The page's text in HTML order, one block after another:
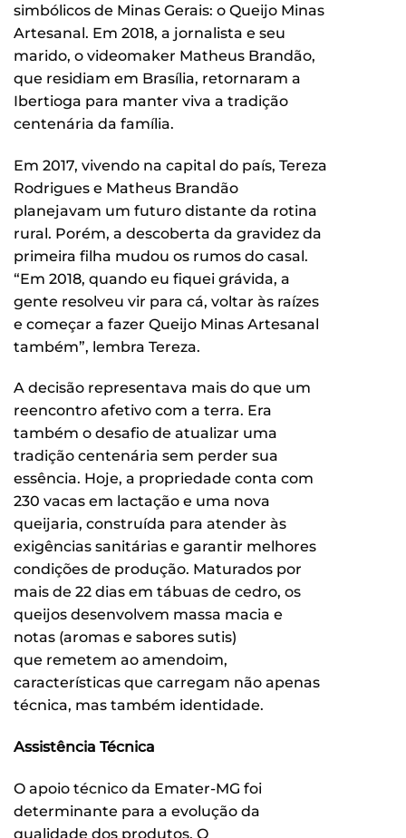
simbólicos de Minas Gerais: o Queijo Minas
Artesanal. Em 2018, a jornalista e seu
marido, o videomaker Matheus Brandão,
que residiam em Brasília, retornaram a
Ibertioga para manter viva a tradição
centenária da família.
Em 2017, vivendo na capital do país, Tereza
Rodrigues e Matheus Brandão
planejavam um futuro distante da rotina
rural. Porém, a descoberta da gravidez da
primeira filha mudou os rumos do casal.
“Em 2018, quando eu fiquei grávida, a
gente resolveu vir para cá, voltar às raízes
e começar a fazer Queijo Minas Artesanal
também”, lembra Tereza.
A decisão representava mais do que um
reencontro afetivo com a terra. Era
também o desafio de atualizar uma
tradição centenária sem perder sua
essência. Hoje, a propriedade conta com
230 vacas em lactação e uma nova
queijaria, construída para atender às
exigências sanitárias e garantir melhores
condições de produção. Maturados por
mais de 22 dias em tábuas de cedro, os
queijos desenvolvem massa macia e
notas (aromas e sabores sutis)
que remetem ao amendoim,
características que carregam não apenas
técnica, mas também identidade.
Assistência Técnica
O apoio técnico da Emater-MG foi
determinante para a evolução da
qualidade dos produtos. O